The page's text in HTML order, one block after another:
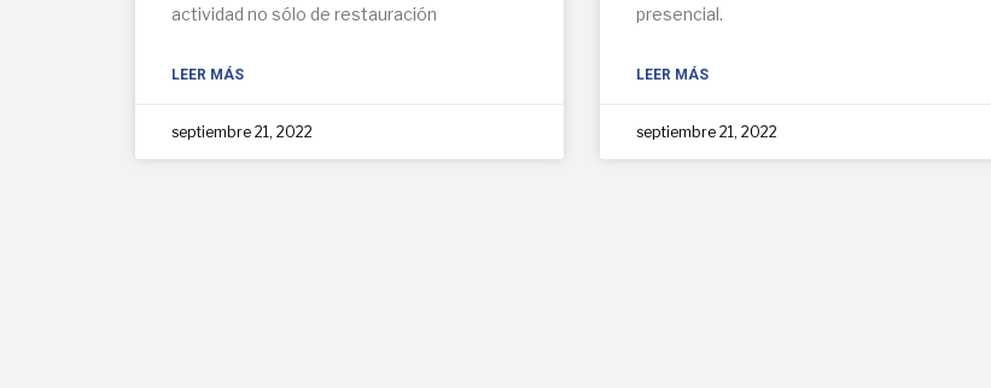
actividad no sólo de restauración
LEER MÁS
septiembre 21, 2022
presencial.
LEER MÁS
septiembre 21, 2022